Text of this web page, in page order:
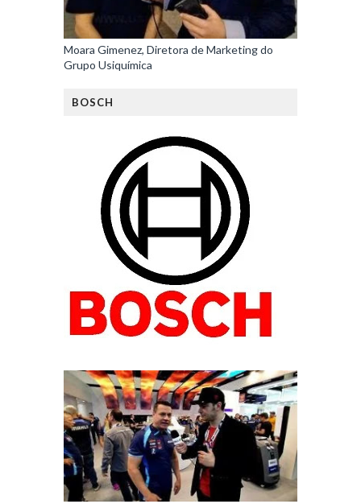
Moara Gimenez, Diretora de Marketing do
Grupo Usiquímica
BOSCH